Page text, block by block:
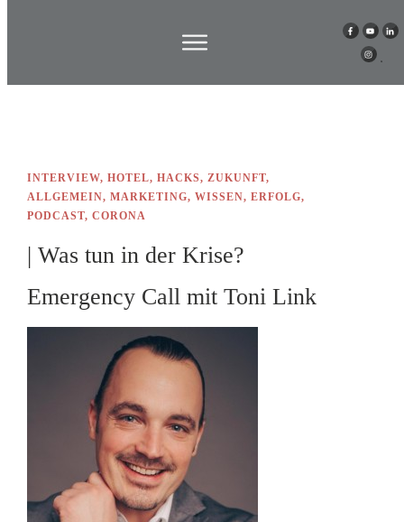
INTERVIEW, HOTEL, HACKS, ZUKUNFT,
ALLGEMEIN, MARKETING, WISSEN, ERFOLG,
PODCAST, CORONA
| Was tun in der Krise?
Emergency Call mit Toni Link
Markus Wessel